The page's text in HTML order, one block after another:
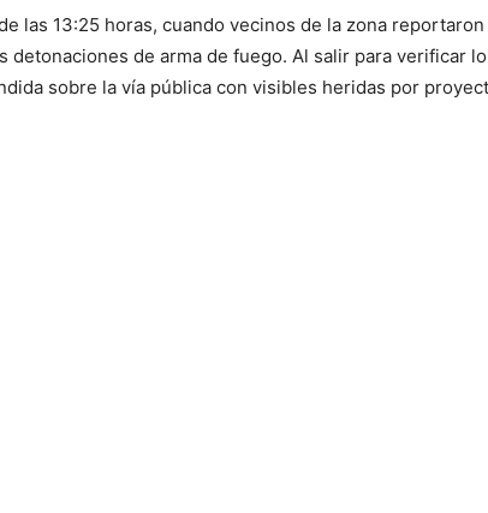
las 13:25 horas, cuando vecinos de la zona reportaron
detonaciones de arma de fuego. Al salir para verificar lo
sobre la vía pública con visibles heridas por